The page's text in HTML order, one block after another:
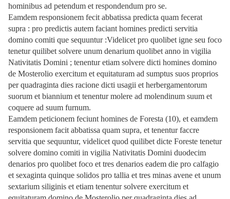
hominibus ad petendum et respondendum pro se.
Eamdem responsionem fecit abbatissa predicta quam fecerat
supra : pro predictis autem faciant homines predicti servitia
domino comiti que sequuntur :Videlicet pro quolibet igne seu foco
tenetur quilibet solvere unum denarium quolibet anno in vigilia
Nativitatis Domini ; tenentur etiam solvere dicti homines domino
de Mosterolio exercitum et equitaturam ad sumptus suos proprios
per quadraginta dies racione dicti usagii et herbergamentorum
suorum et biannium et tenentur molere ad molendinum suum et
coquere ad suum furnum.
Eamdem peticionem feciunt homines de Foresta (10), et eamdem
responsionem facit abbatissa quam supra, et tenentur faccre
servitia que sequuntur, videlicet quod quilibet dicte Foreste tenetur
solvere domino comiti in vigilia Nativitatis Domini duodecim
denarios pro quolibet foco et tres denarios eadem die pro calfagio
et sexaginta quinque solidos pro tallia et tres minas avene et unum
sextarium siliginis et etiam tenentur solvere exercitum et